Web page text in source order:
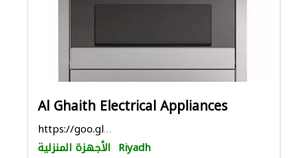
Al Ghaith Electrical Appliances
https://goo.gl/maps/iwfZ5SAdmDcvA1o68
الأجهزة المنزلية Riyadh